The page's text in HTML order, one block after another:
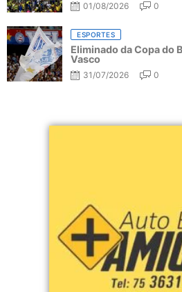
01/08/2026 0
ESPORTES
Eliminado da Copa do
Vasco
31/07/2026 0